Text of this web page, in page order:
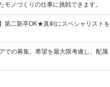
ノづくりの仕事に挑戦できます。
第二新卒OK★真剣にスペシャリストを
での募集。希望を最大限考慮し、配属